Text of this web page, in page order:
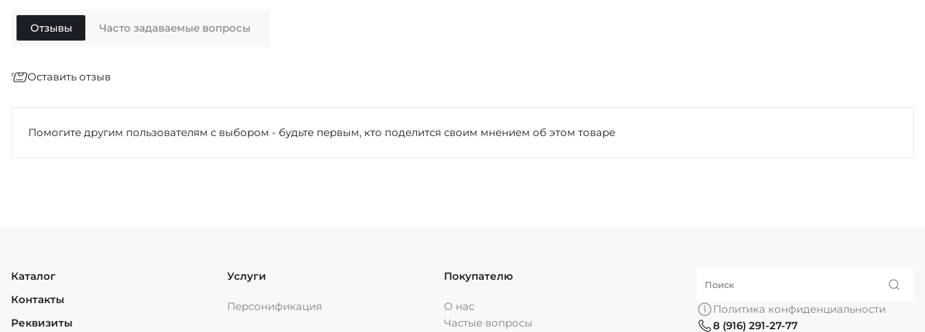
Отзывы
Оставить отзыв
Недостатки
Помогите другим пользователям с выбором - будьте первым, кто поделится своим мнением об этом товаре
Часто задаваемые вопросы
Каталог
Контакты
Реквизиты
Услуги
Персонификация
Покупателю
О нас
Частые вопросы
Политика конфиденциальности
8 (916) 291-27-77